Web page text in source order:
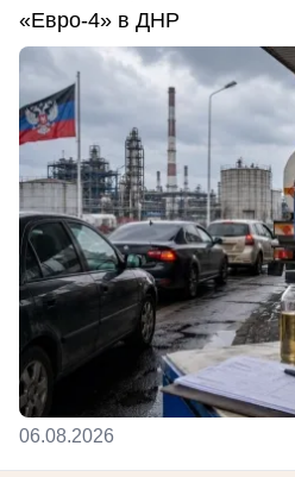
«Евро-4» в ДНР
06.08.2026